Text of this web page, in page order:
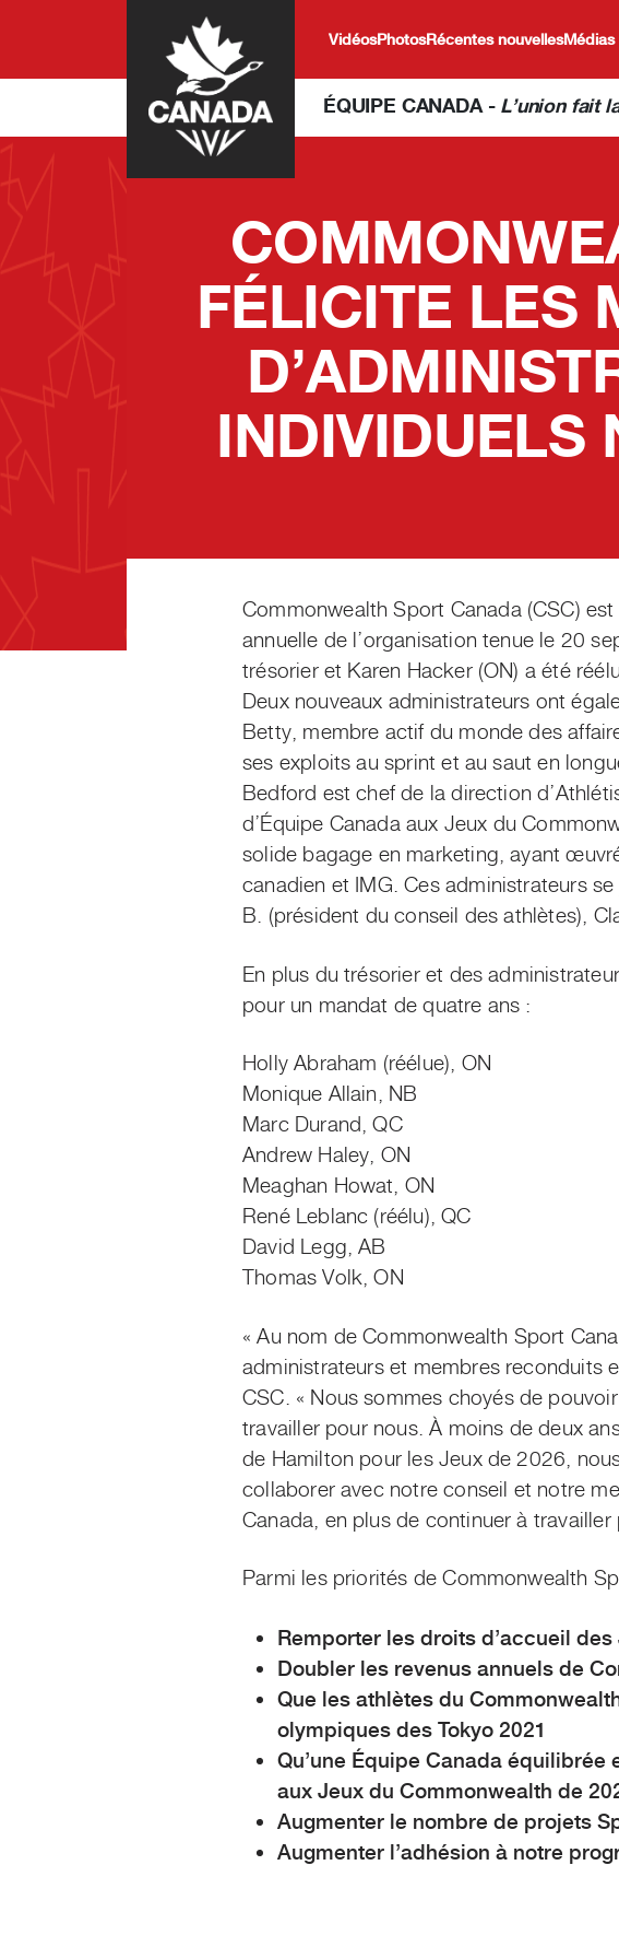
VidéosPhotosRécentes nouvellesMédias
ÉQUIPE CANADA - L’union fait
FÉLICITE LES
INDIVIDUELS
Commonwealth Sport Canada (CSC)
annuelle de l’organisation tenue le 20
trésorier et Karen Hacker (ON) a été
Deux nouveaux administrateurs ont
Betty, membre actif du monde des
ses exploits au sprint et au saut en
Bedford est chef de la direction
d’Équipe Canada aux Jeux du
solide bagage en marketing, ayant
canadien et IMG. Ces administrateurs
B. (président du conseil des athlètes),
En plus du trésorier et des
pour un mandat de quatre ans :
Holly Abraham (réélue), ON
Monique Allain, NB
Marc Durand, QC
Andrew Haley, ON
Meaghan Howat, ON
René Leblanc (réélu), QC
David Legg, AB
Thomas Volk, ON
« Au nom de Commonwealth Sport
administrateurs et membres reconduits
CSC. « Nous sommes choyés de
travailler pour nous. À moins de deux
de Hamilton pour les Jeux de 2026,
collaborer avec notre conseil et notre
Canada, en plus de continuer à
Parmi les priorités de Commonwealth
Remporter les droits d’accueil
Doubler les revenus annuels de
Que les athlètes du
olympiques des Tokyo 2021
Qu’une Équipe Canada
aux Jeux du Commonwealth de
Augmenter le nombre de projets
Augmenter l’adhésion à notre